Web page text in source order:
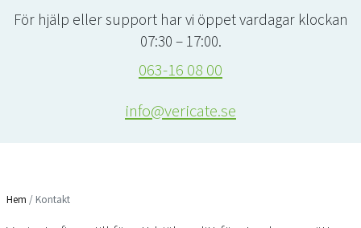
För hjälp eller support har vi öppet vardagar klockan
07:30 – 17:00.
063-16 08 00
info@vericate.se
Hem / Kontakt